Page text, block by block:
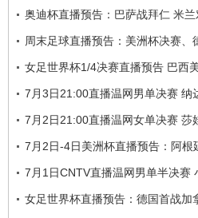
奥迪杯直播预告：巴萨战拜仁 米
周末足球直播预告：美洲杯决赛、
女足世界杯1/4决赛直播预告 巴西
7月3日21:00直播温网男单决赛 纳
7月2日21:00直播温网女单决赛 莎
7月2日-4日美洲杯直播预告：阿根
7月1日CNTV直播温网男单半决赛
女足世界杯直播预告：德国首战加